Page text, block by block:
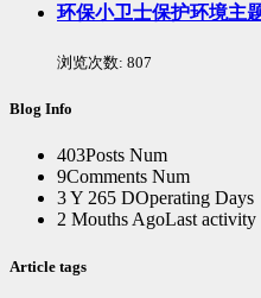
环保小卫士保护环境主
浏览次数: 807
Blog Info
403Posts Num
9Comments Num
3 Y 265 DOperating Days
2 Mouths AgoLast activity
Article tags